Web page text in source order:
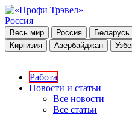
Россия
Весь мир Россия Беларусь
Киргизия
Азербайджан
Работа
Новости и статьи
Все новости
Все статьи